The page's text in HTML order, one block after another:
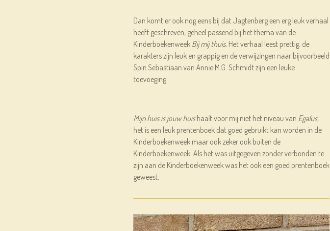
Dan komt er ook nog eens bij dat Jagtenberg een erg leuk verhaal
heeft geschreven, geheel passend bij het thema van de
Kinderboekenweek Bij mij thuis. Het verhaal leest prettig, de
karakters zijn leuk en grappig en de verwijzingen naar bijvoorbeeld
Spin Sebastiaan van Annie M.G. Schmidt zijn een leuke
toevoeging.
Mijn huis is jouw huishaalt voor mij niet het niveau van Egalus,
het is een leuk prentenboek dat goed gebruikt kan worden in de
Kinderboekenweek maar ook zeker ook buiten de
Kinderboekenweek. Als het was uitgegeven zonder verbonden te
zijn aan de Kinderboekenweek was het ook een goed prentenboek
geweest.